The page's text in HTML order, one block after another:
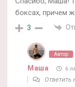
боксах, причем
3
Автор
Маша 6
Ответить